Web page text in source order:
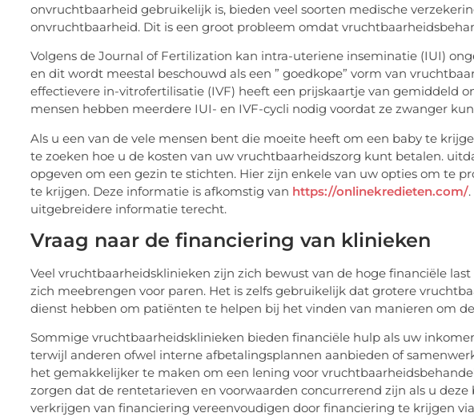
onvruchtbaarheid gebruikelijk is, bieden veel soorten medische
onvruchtbaarheid. Dit is een groot probleem omdat
Volgens de Journal of Fertilization kan intra-uteriene inseminatie (IUI)
en dit wordt meestal beschouwd als een ” goedkope” vorm van
effectievere in-vitrofertilisatie (IVF) heeft een prijskaartje van gemiddeld
mensen hebben meerdere IUI- en IVF-cycli nodig voordat ze zwanger
Als u een van de vele mensen bent die moeite heeft om een baby te
te zoeken hoe u de kosten van uw vruchtbaarheidszorg kunt betalen.
opgeven om een gezin te stichten. Hier zijn enkele van uw opties om te
te krijgen. Deze informatie is afkomstig van https://onlinekredieten.com/
uitgebreidere informatie terecht.
Vraag naar de financiering van klinieken
Veel vruchtbaarheidsklinieken zijn zich bewust van de hoge financiële
zich meebrengen voor paren. Het is zelfs gebruikelijk dat grotere
dienst hebben om patiënten te helpen bij het vinden van manieren om
Sommige vruchtbaarheidsklinieken bieden financiële hulp als uw
terwijl anderen ofwel interne afbetalingsplannen aanbieden of
het gemakkelijker te maken om een lening voor
zorgen dat de rentetarieven en voorwaarden concurrerend zijn als u
verkrijgen van financiering vereenvoudigen door financiering te krijgen